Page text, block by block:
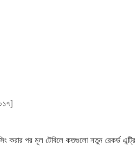
পর মূল টেবিলে কতগুলো নতুন রেকর্ড